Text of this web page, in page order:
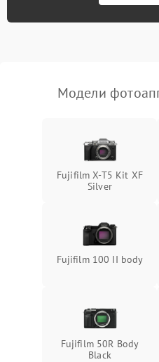
Модели
Fujifilm X-T5 Kit XF
Silver
Fujifilm 100 II body
Fujifilm 50R Body
Black